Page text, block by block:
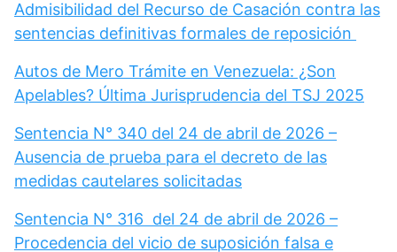
Admisibilidad del Recurso de Casación contra las
sentencias definitivas formales de reposición
Autos de Mero Trámite en Venezuela: ¿Son
Apelables? Última Jurisprudencia del TSJ 2025
Sentencia N° 340 del 24 de abril de 2026 –
Ausencia de prueba para el decreto de las
medidas cautelares solicitadas
Sentencia N° 316 del 24 de abril de 2026 –
Procedencia del vicio de suposición falsa e